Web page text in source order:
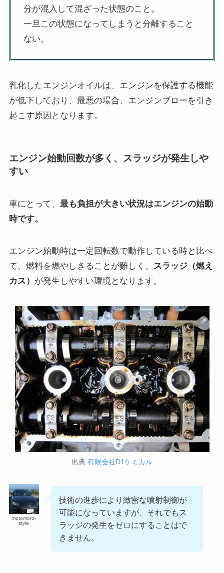
分が混入して混ざった状態のこと。
一旦この状態になってしまうと分離すること
ない。
乳化したエンジンオイルは、エンジンを保護する機能
が低下しており、最悪の場合、エンジンブローを引き
起こす原因となります。
エンジン始動回数が多く、スラッジが発生しや
すい
車にとって、 最も負担が大きい状況はエンジンの始動
時です。
エンジン始動時は一定回転数で動作している時と比べ
て、燃料を燃やしきることが難しく、 スラッジ（燃え
カス） が発生しやすい環境となります。
出典:有限会社D1ケミカル
motomoro-
style
技術の進歩により緻密な噴射制御が
可能になっていますが、それでもス
ラッジの発生をゼロにすることはで
きません。